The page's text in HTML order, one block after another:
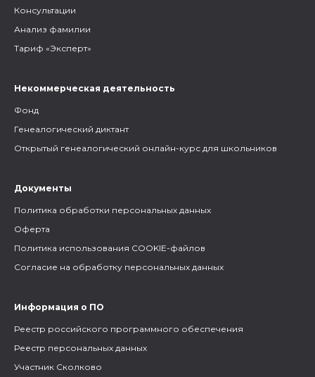
Консультации
Анализ фамилии
Тариф «Эксперт»
Некоммерческая деятельность
Фонд
Генеалогический диктант
Открытый генеалогический онлайн-курс для школьников
Документы
Политика обработки персональных данных
Оферта
Политика использования COOKIE-файлов
Согласие на обработку персональных данных
Информация о ПО
Реестр российского программного обеспечения
Реестр персональных данных
Участник Сколково